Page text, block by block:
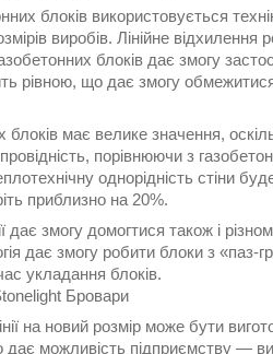
блоків використовується
виробів. Лінійне
блоків дає змогу
рівною, що дає змогу
блоків має велике значення,
порівнюючи з
однорідність стіни
приблизно на 20%.
змогу домогтися також і
дає змогу робити блоки з
укладання блоків.
Бровари
на новий розмір може бути
можливість підприємству —